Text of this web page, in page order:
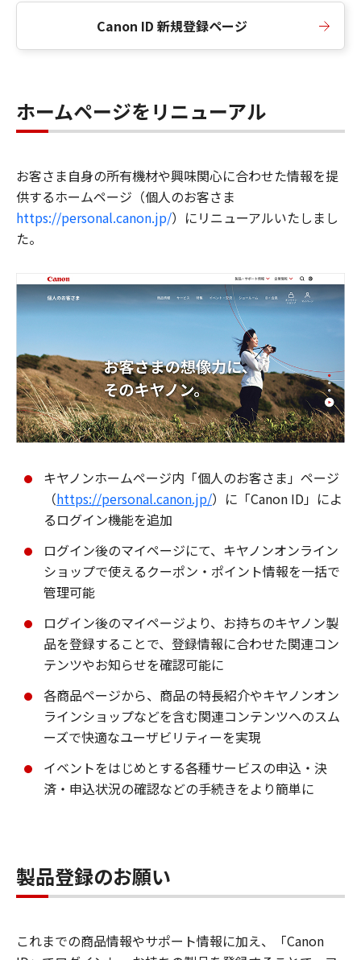
Canon ID 新規登録ページ
ホームページをリニューアル
お客さま自身の所有機材や興味関心に合わせた情報を提
供するホームページ（個人のお客さま
https://personal.canon.jp/）にリニューアルいたしまし
た。
キヤノンホームページ内「個人のお客さま」ページ
（https://personal.canon.jp/）に「Canon ID」によ
るログイン機能を追加
ログイン後のマイページにて、キヤノンオンライン
ショップで使えるクーポン・ポイント情報を一括で
管理可能
ログイン後のマイページより、お持ちのキヤノン製
品を登録することで、登録情報に合わせた関連コン
テンツやお知らせを確認可能に
各商品ページから、商品の特長紹介やキヤノンオン
ラインショップなどを含む関連コンテンツへのスム
ーズで快適なユーザビリティーを実現
イベントをはじめとする各種サービスの申込・決
済・申込状況の確認などの手続きをより簡単に
製品登録のお願い
これまでの商品情報やサポート情報に加え、「Canon